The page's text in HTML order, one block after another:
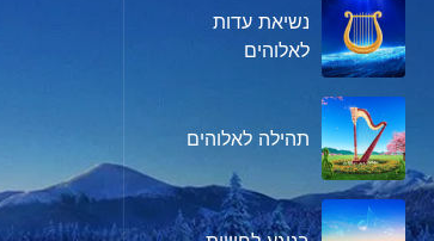
נשיאת עדות
לאלוהים
תהילה לאלוהים